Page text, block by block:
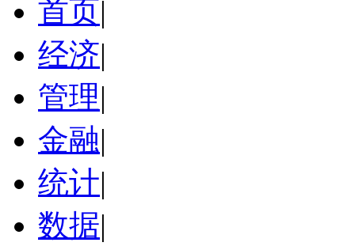
首页|
经济|
管理|
金融|
统计|
数据|